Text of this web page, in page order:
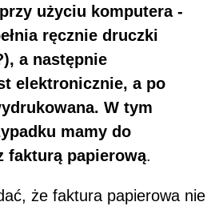
użyciu komputera -
ręcznie druczki
a następnie
elektronicznie, a po
W tym
mamy do
fakturą papierową.
że faktura papierowa nie